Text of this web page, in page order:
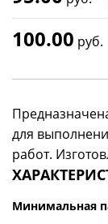
100.00 руб.
для
работ.
Минимальная